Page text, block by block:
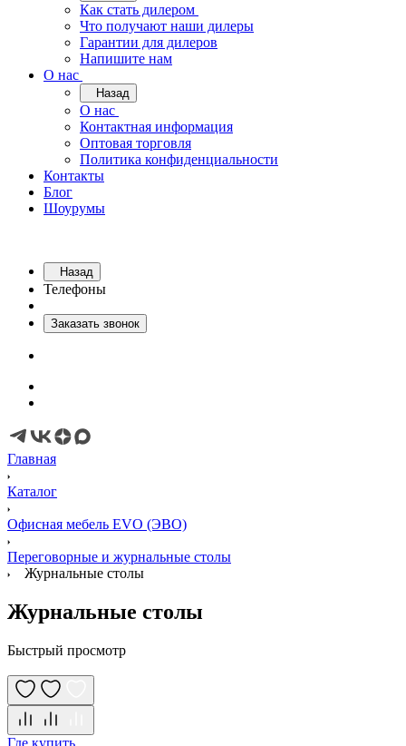
Как стать дилером
Что получают наши дилеры
Гарантии для дилеров
Напишите нам
О нас
Назад
О нас
Контактная информация
Оптовая торговля
Политика конфиденциальности
Контакты
Блог
Шоурумы
Назад
Телефоны
Заказать звонок
Главная
Каталог
Офисная мебель EVO (ЭВО)
Переговорные и журнальные столы
Журнальные столы
Журнальные столы
Быстрый просмотр
Где купить